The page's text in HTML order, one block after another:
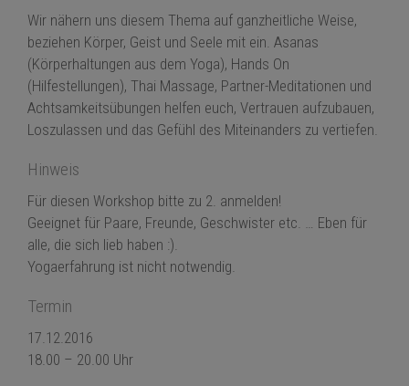
Wir nähern uns diesem Thema auf ganzheitliche Weise,
beziehen Körper, Geist und Seele mit ein. Asanas
(Körperhaltungen aus dem Yoga), Hands On
(Hilfestellungen), Thai Massage, Partner-Meditationen und
Achtsamkeitsübungen helfen euch, Vertrauen aufzubauen,
Loszulassen und das Gefühl des Miteinanders zu vertiefen.
Hinweis
Für diesen Workshop bitte zu 2. anmelden!
Geeignet für Paare, Freunde, Geschwister etc. … Eben für
alle, die sich lieb haben :).
Yogaerfahrung ist nicht notwendig.
Termin
17.12.2016
18.00 – 20.00 Uhr